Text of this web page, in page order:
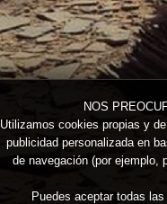
NOS
Utilizamos cookies propias y
publicidad personalizada en
de navegación (por
Puedes aceptar todas